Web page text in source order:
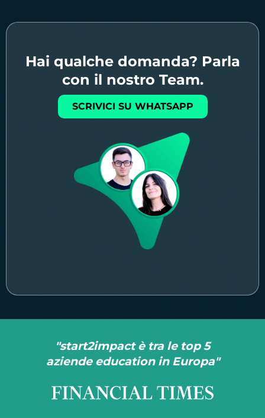
Hai qualche domanda? Parla
con il nostro Team.
SCRIVICI SU WHATSAPP
"start2impact è tra le top 5
aziende education in Europa"